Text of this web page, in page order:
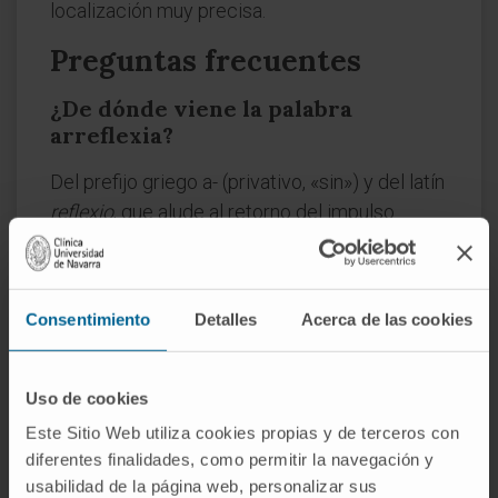
Consentimiento Detalles Acerca de las cookies
Uso de cookies
Este Sitio Web utiliza cookies propias y de terceros con
diferentes finalidades, como permitir la navegación y
usabilidad de la página web, personalizar sus
localización muy precisa.
Preguntas frecuentes
¿De dónde viene la palabra
arreflexia?
Del prefijo griego a- (privativo, «sin») y del latín
reflexio, que alude al retorno del impulso
nervioso dentro del arco reflejo. Laacción
refleja
fue descrita como tal en el siglo XVII, y
neurológico en el último tercio del XIX, cuando
habitual de la exploración clínica.
¿Es lo mismo arreflexia que
parálisis?